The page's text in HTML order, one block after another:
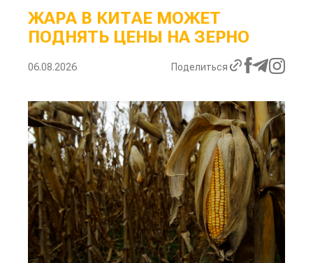
ЖАРА В КИТАЕ МОЖЕТ
ПОДНЯТЬ ЦЕНЫ НА ЗЕРНО
06.08.2026 Поделиться